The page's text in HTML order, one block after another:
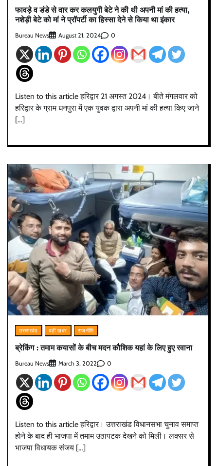
फावड़े व डंडे से वार कर कलयुगी बेटे ने की थी अपनी मां की हत्या,
नशेड़ी बेटे को मां ने प्रॉपर्टी का हिस्सा देने से किया था इंकार
Bureau News August 21, 2024 0
Listen to this article हरिद्वार 21 अगस्त 2024। बीते मंगलवार को
हरिद्वार के ग्राम धनपुरा में एक युवक द्वारा अपनी मां की हत्या किए जाने
[…]
उत्तराखंड बड़ी खबर राजनीति
ब्रेकिंग : तमाम कयासों के बीच मदन कौशिक यहां के लिए हुए रवाना
Bureau News March 3, 2022 0
Listen to this article हरिद्वार। उत्तराखंड विधानसभा चुनाव समाप्त
होने के बाद ही भाजपा में तमाम उठापटक देखने को मिली। लक्सर से
भाजपा विधायक संजय […]